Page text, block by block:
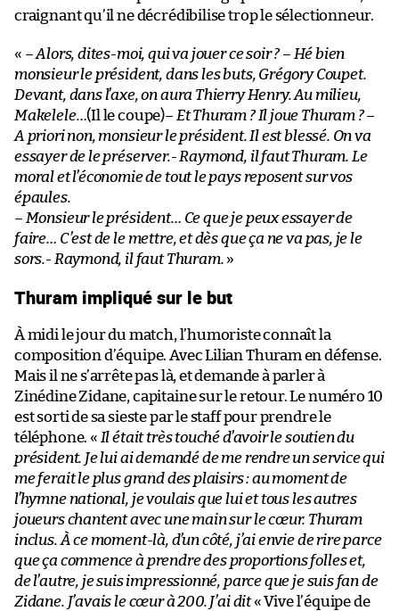
craignant qu’il ne décrédibilise trop le sélectionneur.
« – Alors, dites-moi, qui va jouer ce soir ? – Hé bien
monsieur le président, dans les buts, Grégory Coupet.
Devant, dans l’axe, on aura Thierry Henry. Au milieu,
Makelele…(Il le coupe)– Et Thuram ? Il joue Thuram ? –
A priori non, monsieur le président. Il est blessé. On va
essayer de le préserver.- Raymond, il faut Thuram. Le
moral et l’économie de tout le pays reposent sur vos
épaules.
– Monsieur le président… Ce que je peux essayer de
faire… C’est de le mettre, et dès que ça ne va pas, je le
sors.- Raymond, il faut Thuram. »
Thuram impliqué sur le but
À midi le jour du match, l’humoriste connaît la
composition d’équipe. Avec Lilian Thuram en défense.
Mais il ne s’arrête pas là, et demande à parler à
Zinédine Zidane, capitaine sur le retour. Le numéro 10
est sorti de sa sieste par le staff pour prendre le
téléphone. « Il était très touché d’avoir le soutien du
président. Je lui ai demandé de me rendre un service qui
me ferait le plus grand des plaisirs : au moment de
l’hymne national, je voulais que lui et tous les autres
joueurs chantent avec une main sur le cœur. Thuram
inclus. À ce moment-là, d’un côté, j’ai envie de rire parce
que ça commence à prendre des proportions folles et,
de l’autre, je suis impressionné, parce que je suis fan de
Zidane. J’avais le cœur à 200. J’ai dit« Vive l’équipe de